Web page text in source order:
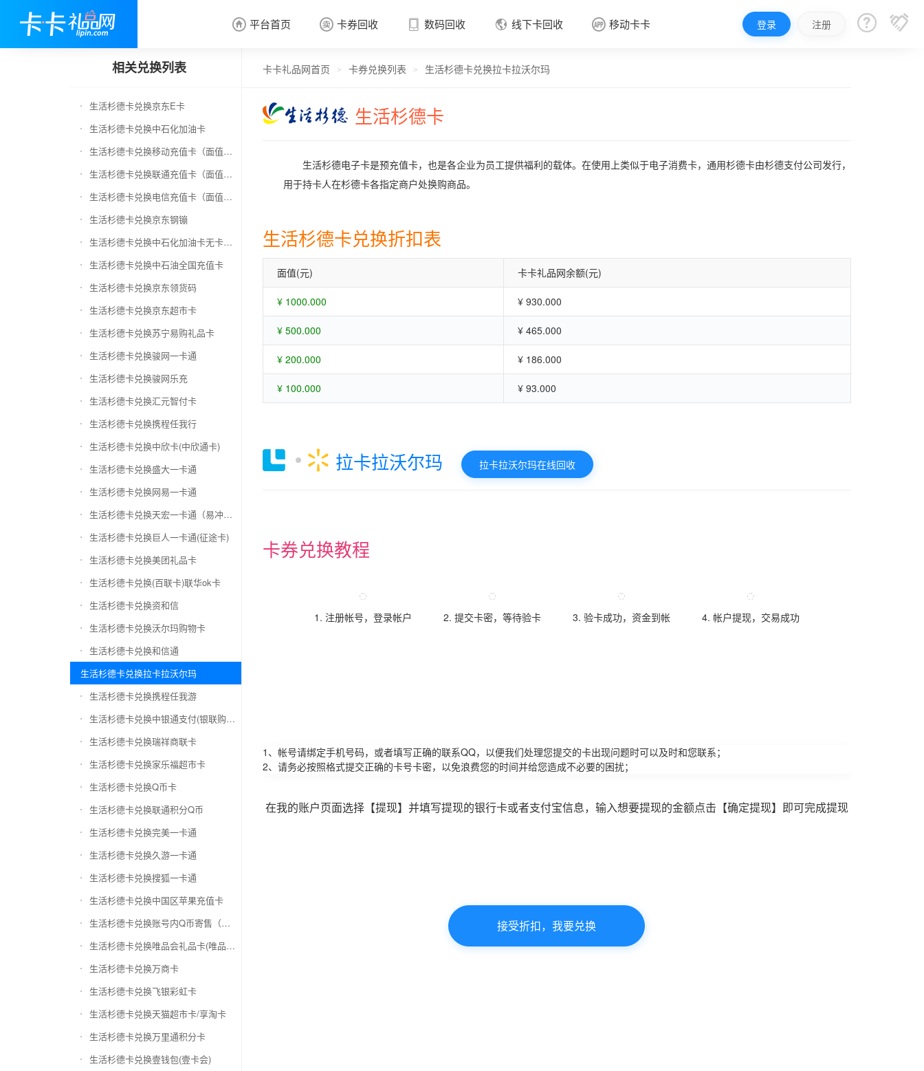
 平台首页  卡券回收
 卡券回收
 数码回收  线下卡回收  移动卡卡 登录 注册  
相关兑换列表
生活杉德卡兑换京东E卡
生活杉德卡兑换中石化加油卡
生活杉德卡兑换移动充值卡（面值千万别选错）
生活杉德卡兑换联通充值卡（面值千万别选错）
生活杉德卡兑换电信充值卡（面值千万别选错）
生活杉德卡兑换京东钢镚
生活杉德卡兑换中石化加油卡无卡号（面值千万别选错）
生活杉德卡兑换中石油全国充值卡
生活杉德卡兑换京东领货码
生活杉德卡兑换京东超市卡
生活杉德卡兑换苏宁易购礼品卡
生活杉德卡兑换骏网一卡通
生活杉德卡兑换骏网乐充
生活杉德卡兑换汇元智付卡
生活杉德卡兑换携程任我行
生活杉德卡兑换中欣卡(中欣通卡)
生活杉德卡兑换盛大一卡通
生活杉德卡兑换网易一卡通
生活杉德卡兑换天宏一卡通（易冲天宏卡）
生活杉德卡兑换巨人一卡通(征途卡)
生活杉德卡兑换美团礼品卡
生活杉德卡兑换(百联卡)联华ok卡
生活杉德卡兑换资和信
生活杉德卡兑换沃尔玛购物卡
生活杉德卡兑换和信通
生活杉德卡兑换拉卡拉沃尔玛
生活杉德卡兑换携程任我游
生活杉德卡兑换中银通支付(银联购物卡)
生活杉德卡兑换瑞祥商联卡
生活杉德卡兑换家乐福超市卡
生活杉德卡兑换Q币卡
生活杉德卡兑换联通积分Q币
生活杉德卡兑换完美一卡通
生活杉德卡兑换久游一卡通
生活杉德卡兑换搜狐一卡通
生活杉德卡兑换中国区苹果充值卡
生活杉德卡兑换账号内Q币寄售（维护中）
生活杉德卡兑换唯品会礼品卡(唯品卡)
生活杉德卡兑换万商卡
生活杉德卡兑换飞银彩虹卡
生活杉德卡兑换天猫超市卡/享淘卡
生活杉德卡兑换万里通积分卡
生活杉德卡兑换壹钱包(壹卡会)
卡卡礼品网首页 > 卡券兑换列表 > 生活杉德卡兑换拉卡拉沃尔玛
生活杉德卡
生活杉德电子卡是预充值卡，也是各企业为员工提供福利的载体。在使用上类似于电子消费卡，通用杉德卡由杉德支付公司发行，
用于持卡人在杉德卡各指定商户处换购商品。
生活杉德卡兑换折扣表
面值(元) 卡卡礼品网余额(元)
¥ 1000.000 ¥ 930.000
¥ 500.000 ¥ 465.000
¥ 200.000 ¥ 186.000
¥ 100.000 ¥ 93.000
拉卡拉沃尔玛 拉卡拉沃尔玛在线回收
卡券兑换教程
1. 注册帐号，登录帐户 2. 提交卡密，等待验卡 3. 验卡成功，资金到帐 4. 帐户提现，交易成功
1、帐号请绑定手机号码，或者填写正确的联系QQ，以便我们处理您提交的卡出现问题时可以及时和您联系；
2、请务必按照格式提交正确的卡号卡密，以免浪费您的时间并给您造成不必要的困扰；
在我的账户页面选择【提现】并填写提现的银行卡或者支付宝信息，输入想要提现的金额点击【确定提现】即可完成提现
接受折扣，我要兑换